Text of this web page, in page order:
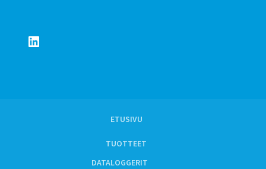
LinkedIn
ETUSIVU
TUOTTEET
DATALOGGERIT